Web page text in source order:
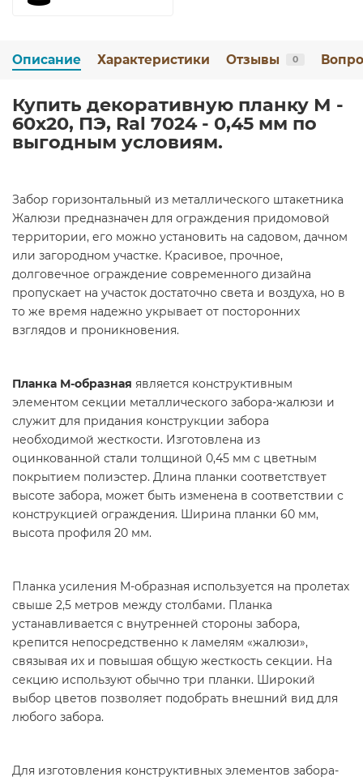
Описание Характеристики Отзывы 0
Купить декоративную планку М -
60х20, ПЭ, Ral 7024 - 0,45 мм по
выгодным условиям.
Забор горизонтальный из металлического штакетника
Жалюзи предназначен для ограждения придомовой
территории, его можно установить на садовом, дачном
или загородном участке. Красивое, прочное,
долговечное ограждение современного дизайна
пропускает на участок достаточно света и воздуха, но в
то же время надежно укрывает от посторонних
взглядов и проникновения.
Планка М-образная является конструктивным
элементом секции металлического забора-жалюзи и
служит для придания конструкции забора
необходимой жесткости. Изготовлена из
оцинкованной стали толщиной 0,45 мм с цветным
покрытием полиэстер. Длина планки соответствует
высоте забора, может быть изменена в соответствии с
конструкцией ограждения. Ширина планки 60 мм,
высота профиля 20 мм.
Планка усиления М-образная используется на пролетах
свыше 2,5 метров между столбами. Планка
устанавливается с внутренней стороны забора,
крепится непосредственно к ламелям «жалюзи»,
связывая их и повышая общую жесткость секции. На
секцию используют обычно три планки. Широкий
выбор цветов позволяет подобрать внешний вид для
любого забора.
Для изготовления конструктивных элементов забора-